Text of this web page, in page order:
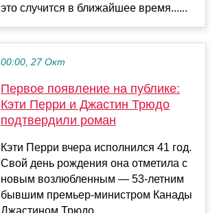
это случится в ближайшее время......
00:00, 27 Окт
Первое появление на публике:
Кэти Перри и Джастин Трюдо
подтвердили роман
Кэти Перри вчера исполнился 41 год.
Свой день рождения она отметила с
новым возлюбленным — 53-летним
бывшим премьер-министром Канады
Джастином Трюдо....